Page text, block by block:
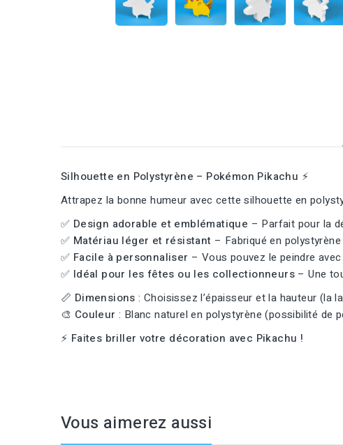
Silhouette en Polystyrène – Pokémon Pikachu ⚡
Attrapez la bonne humeur avec cette silhouette en
✅ Design adorable et emblématique – Parfait pour la
✅ Matériau léger et résistant – Fabriqué en
✅ Facile à personnaliser – Vous pouvez le peindre
✅ Idéal pour les fêtes ou les collectionneurs – Une
📏 Dimensions : Choisissez l’épaisseur et la hauteur (la
🎨 Couleur : Blanc naturel en polystyrène (possibilité de
⚡ Faites briller votre décoration avec Pikachu !
Vous aimerez aussi